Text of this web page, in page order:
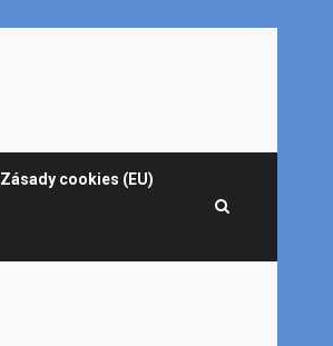
Zásady cookies (EU)